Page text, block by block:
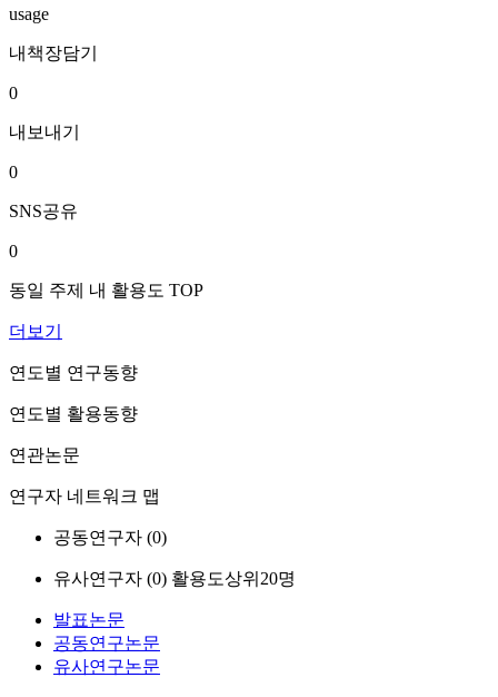
usage
내책장담기
0
내보내기
0
SNS공유
0
동일 주제 내 활용도 TOP
더보기
연도별 연구동향
연도별 활용동향
연관논문
연구자 네트워크 맵
공동연구자 (0)
유사연구자 (0) 활용도상위20명
발표논문
공동연구논문
유사연구논문